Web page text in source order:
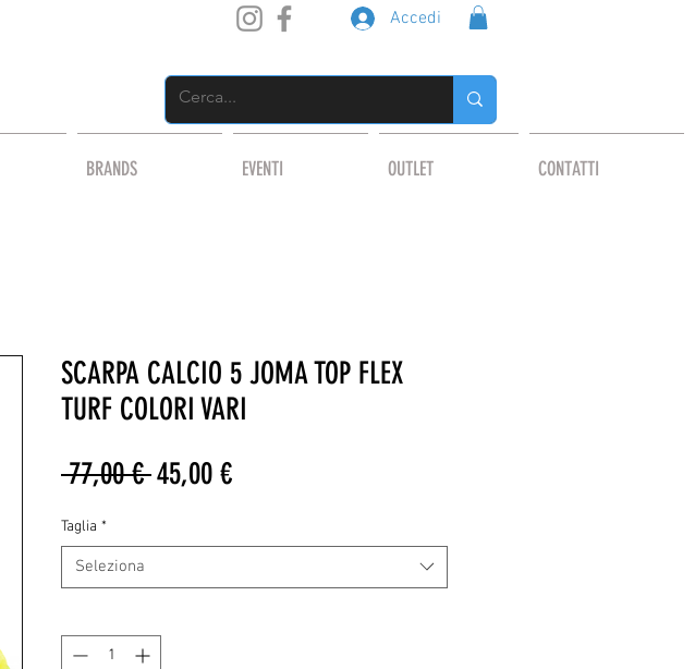
Accedi
BRANDS EVENTI OUTLET CONTATTI
SCARPA CALCIO 5 JOMA TOP FLEX
TURF COLORI VARI
77,00 € Prezzo
45,00 €Prezzo
Taglia *
Seleziona